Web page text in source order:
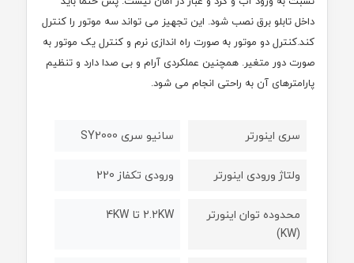
داخل تابلو برق نصب شود. این تجهیز می تواند سه موتور را کنترل
کند.کنترل دو موتور به صورت راه اندازی نرم و کنترل یک موتور به
صورت دور متغیر. همچنین عملکردی آرام و بی صدا دارد و تنظیم
پارامترهای آن به راحتی انجام می شود.
سری اینورتر
سانیو سری SY2000
ولتاژ ورودی اینورتر
ورودی تکفاز 220
محدوده توان اینورتر
(KW)
2.2KW تا 4KW